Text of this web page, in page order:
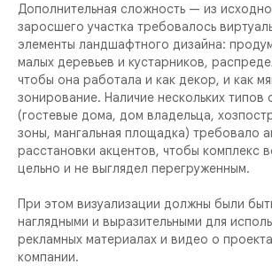
Дополнительная сложность — из
заросшего участка требовалось
элементы ландшафтного дизайна:
малых деревьев и кустарников,
чтобы она работала и как декор, и как
зонирование. Наличие нескольких типов
(гостевые дома, дом владельца,
зоны, мангальная площадка) требовало
расстановки акцентов, чтобы комплекс
цельно и не выглядел перегруженным.
При этом визуализации должны были
наглядными и выразительными для
рекламных материалах и видео о
компании.